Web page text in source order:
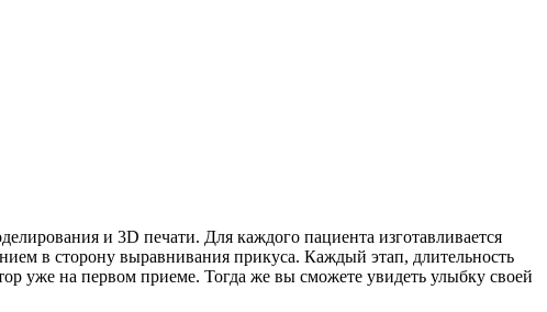
и 3D печати. ​Для каждого пациента изготавливается
в сторону выравнивания прикуса. Каждый этап, длительность
уже на первом приеме. Тогда же вы сможете увидеть улыбку своей